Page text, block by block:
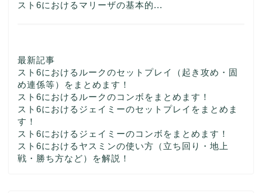
スト6におけるマリーザの基本的...
最新記事
スト6におけるルークのセットプレイ（起き攻め・固
め連係等）をまとめます！
スト6におけるルークのコンボをまとめます！
スト6におけるジェイミーのセットプレイをまとめま
す！
スト6におけるジェイミーのコンボをまとめます！
スト6におけるヤスミンの使い方（立ち回り・地上
戦・勝ち方など）を解説！